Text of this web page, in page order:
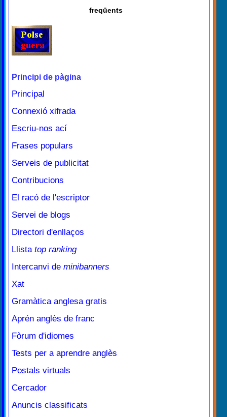
freqüents
Principi de pàgina
Principal
Connexió xifrada
Escriu-nos ací
Frases populars
Serveis de publicitat
Contribucions
El racó de l'escriptor
Servei de blogs
Directori d'enllaços
Llista top ranking
Intercanvi de minibanners
Xat
Gramàtica anglesa gratis
Aprén anglès de franc
Fòrum d'idiomes
Tests per a aprendre anglès
Postals virtuals
Cercador
Anuncis classificats